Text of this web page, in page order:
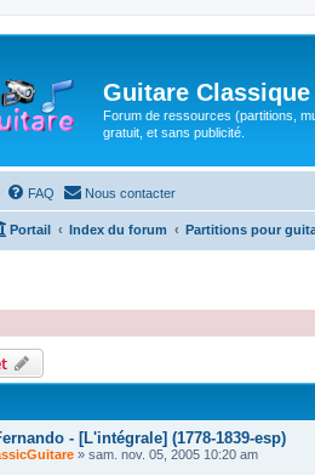
Guitare Classique
Forum de ressources (partitions,
gratuit, et sans publicité.
FAQ Nous contacter
Portail Index du forum Partitions pour
- [L'intégrale] (1778-1839-esp)
» sam. nov. 05, 2005 10:20 am